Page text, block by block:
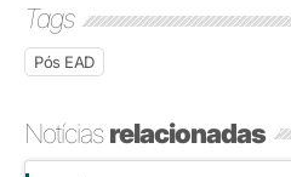
Tags
Pós EAD
Notíciasrelacionadas